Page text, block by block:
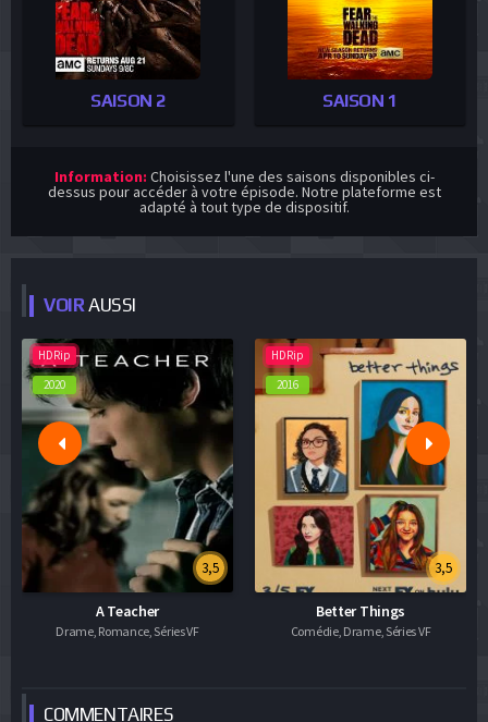
SAISON 2 SAISON 1
Information: Choisissez l'une des saisons disponibles ci-
dessus pour accéder à votre épisode. Notre plateforme est
adapté à tout type de dispositif.
VOIRAUSSI
HDRip
2020
3,5
A Teacher
Drame, Romance, Séries VF
HDRip
2016
3,5
Better Things
Comédie, Drame, Séries VF
COMMENTAIRES